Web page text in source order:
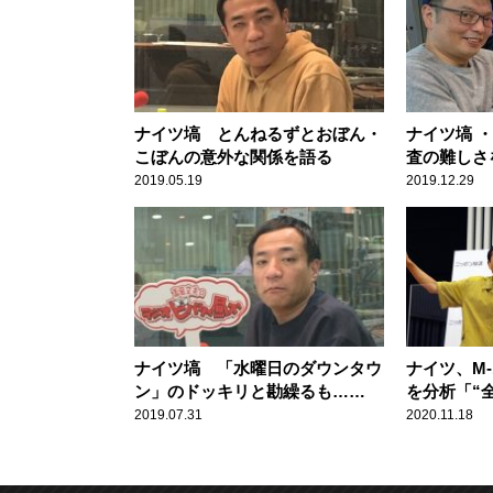
ナイツ塙 とんねるずとおぼん・
こぼんの意外な関係を語る
2019.05.19
ナイツ塙
査の難し
てきたか
2019.12.29
ナイツ塙 「水曜日のダウンタウ
ン」のドッキリと勘繰るも……
2019.07.31
ナイツ、
を分析「“
かった？（
2020.11.18